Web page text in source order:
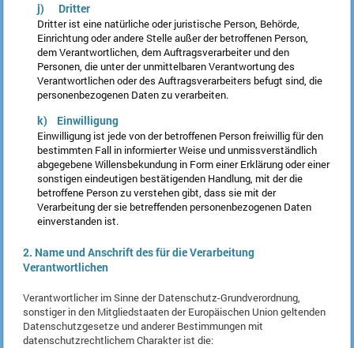
j) Dritter
Dritter ist eine natürliche oder juristische Person, Behörde,
Einrichtung oder andere Stelle außer der betroffenen Person,
dem Verantwortlichen, dem Auftragsverarbeiter und den
Personen, die unter der unmittelbaren Verantwortung des
Verantwortlichen oder des Auftragsverarbeiters befugt sind, die
personenbezogenen Daten zu verarbeiten.
k) Einwilligung
Einwilligung ist jede von der betroffenen Person freiwillig für den
bestimmten Fall in informierter Weise und unmissverständlich
abgegebene Willensbekundung in Form einer Erklärung oder einer
sonstigen eindeutigen bestätigenden Handlung, mit der die
betroffene Person zu verstehen gibt, dass sie mit der
Verarbeitung der sie betreffenden personenbezogenen Daten
einverstanden ist.
2. Name und Anschrift des für die Verarbeitung
Verantwortlichen
Verantwortlicher im Sinne der Datenschutz-Grundverordnung,
sonstiger in den Mitgliedstaaten der Europäischen Union geltenden
Datenschutzgesetze und anderer Bestimmungen mit
datenschutzrechtlichem Charakter ist die: